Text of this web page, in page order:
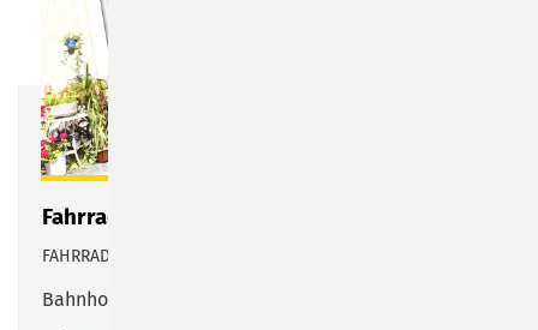
Fahrrad Hess
FAHRRAD- & NÄHMASCHINENREPARATUR
Bahnhofstraße 31